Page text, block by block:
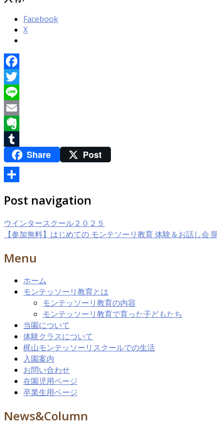
Facebook
X
Facebook
Twitter
Line
Email
Evernote
TumblrShare Post
有
Post navigation
ウインタースクール２０２５
【参加無料】はじめての モンテソーリ教育 体験＆お話し会
Menu
ホーム
モンテッソーリ教育とは
モンテッソーリ教育の内容
モンテッソーリ教育で育った子どもたち
当園について
体験クラスについて
梶山モンテッソーリスクールでの生活
入園案内
お問い合わせ
在園児用ページ
卒業生用ページ
News&Column